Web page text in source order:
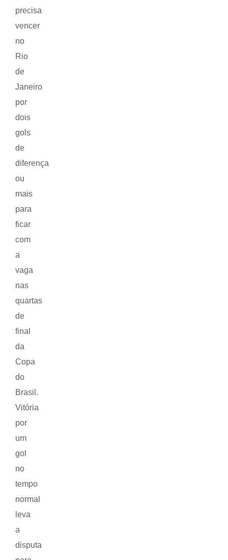
precisa
vencer
no
Rio
de
Janeiro
por
dois
gols
de
diferença
ou
mais
para
ficar
com
a
vaga
nas
quartas
de
final
da
Copa
do
Brasil.
Vitória
por
um
gol
no
tempo
normal
leva
a
disputa